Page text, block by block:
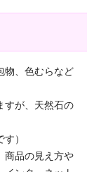
物、色むらなど
すが、天然石の
）
商品の見え方や